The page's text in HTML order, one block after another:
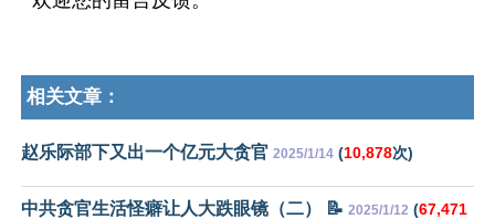
相关文章：
赵乐际部下又出一个亿元大贪官 2025/1/14 (10,878次)
中共贪官生活怪癖让人大跌眼镜（二） 📝 2025/1/12 (67,471